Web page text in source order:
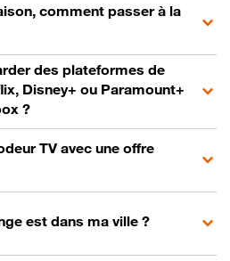
comment passer à la
des plateformes de
Disney+ ou Paramount+
?
TV avec une offre
est dans ma ville ?